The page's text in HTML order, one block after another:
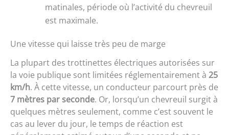
matinales, période où l’activité du chevreuil
est maximale.
Une vitesse qui laisse très peu de marge
La plupart des trottinettes électriques autorisées sur
la voie publique sont limitées réglementairement à 25
km/h. À cette vitesse, un conducteur parcourt près de
7 mètres par seconde. Or, lorsqu’un chevreuil surgit à
quelques mètres seulement, comme c’est souvent le
cas au lever du jour, le temps de réaction est